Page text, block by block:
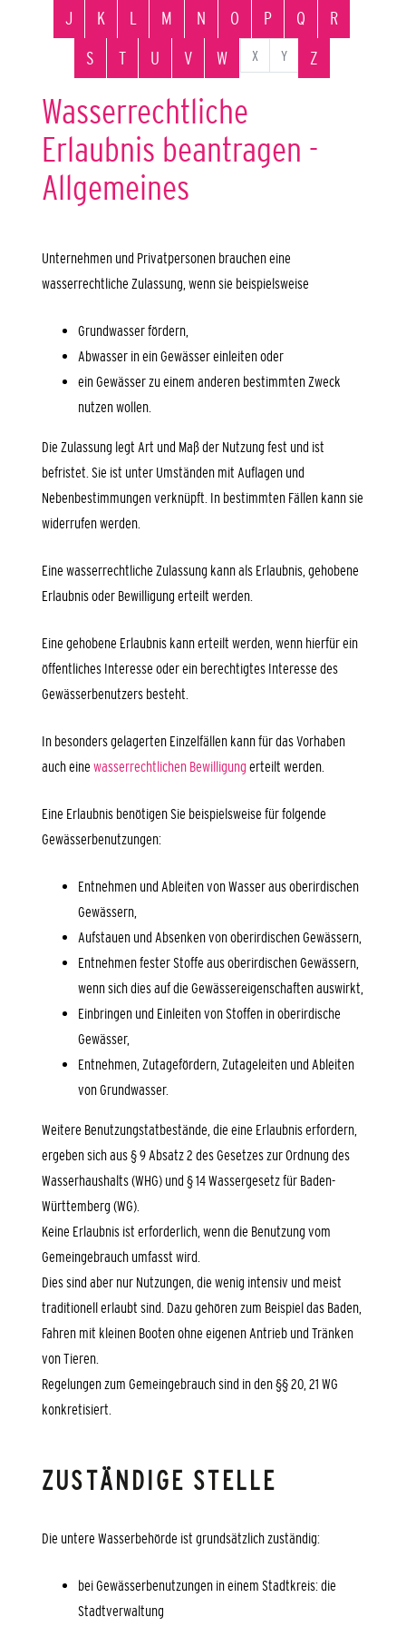
J
K L M N O P Q
R
S
T U V W X Y Z
Wasserrechtliche
Erlaubnis beantragen -
Allgemeines
Unternehmen und Privatpersonen brauchen eine
wasserrechtliche Zulassung, wenn sie beispielsweise
Grundwasser fördern,
Abwasser in ein Gewässer einleiten oder
ein Gewässer zu einem anderen bestimmten Zweck
nutzen wollen.
Die Zulassung legt Art und Maß der Nutzung fest und ist
befristet. Sie ist unter Umständen mit Auflagen und
Nebenbestimmungen verknüpft. In bestimmten Fällen kann sie
widerrufen werden.
Eine wasserrechtliche Zulassung kann als Erlaubnis, gehobene
Erlaubnis oder Bewilligung erteilt werden.
Eine gehobene Erlaubnis kann erteilt werden , wenn hierfür ein
öffentliches Interesse oderein berechtigtes Interesse des
Gewässerbenutzers besteht.
In besonders gelagerten Einzelfällen kann für das Vorhaben
auch eine wasserrechtlichen Bewilligung erteilt werden.
Eine Erlaubnis benötigen Sie beispielsweise für folgende
Gewässerbenutzungen:
Entnehmen und Ableiten von Wasser aus oberirdischen
Gewässern,
Aufstauen und Absenken von oberirdischen Gewässern,
Entnehmen fester Stoffe aus oberirdischen Gewässern,
wenn sich dies auf die Gewässereigenschaften auswirkt,
Einbringen und Einleiten von Stoffen in oberirdische
Gewässer,
Entnehmen, Zutagefördern, Zutageleiten und Ableiten
von Grundwasser.
Weitere Benutzungstatbestände, die eine Erlaubnis erfordern,
ergeben sich aus § 9 Absatz 2 des Gesetzes zur Ordnung des
Wasserhaushalts (WHG) und § 14 Wassergesetz für Baden-
Württemberg (WG).
Keine Erlaubnis ist erforderlich, wenn die Benutzung vom
Gemeingebrauch umfasst wird.
Dies sind aber nur Nutzungen, die wenig intensiv und meist
traditionell erlaubt sind. Dazu gehören zum Beispiel das Baden,
Fahren mit kleinen Booten ohne eigenen Antrieb und Tränken
von Tieren.
Regelungen zum Gemeingebrauch sind in den §§ 20, 21 WG
konkretisiert.
ZUSTÄNDIGE STELLE
Die untere Wasserbehörde ist grundsätzlich zuständig:
bei Gewässerbenutzungen in einem Stadtkreis: die
Stadtverwaltung